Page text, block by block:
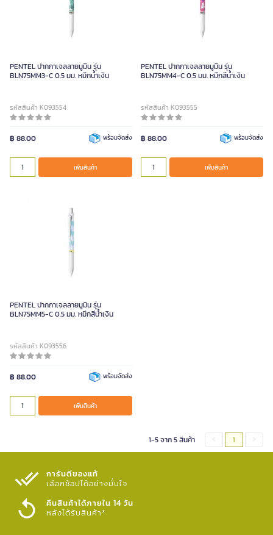
PENTEL ปากกาเจลลายมูมิน รุ่น
BLN75MM3-C 0.5 มม. หมึกน้ำเงิน
รหัสสินค้า K093554
฿ 88.00 พร้อมจัดส่ง
เพิ่มสินค้า
PENTEL ปากกาเจลลายมูมิน รุ่น
BLN75MM4-C 0.5 มม. หมึกสีน้ำเงิน
รหัสสินค้า K093555
฿ 88.00 พร้อมจัดส่ง
เพิ่มสินค้า
PENTEL ปากกาเจลลายมูมิน รุ่น
BLN75MM5-C 0.5 มม. หมึกสีน้ำเงิน
รหัสสินค้า K093556
฿ 88.00 พร้อมจัดส่ง
เพิ่มสินค้า
1-5 จาก 5 สินค้า 1
การันตีของแท้
เลือกช้อปได้อย่างมั่นใจ​
คืนสินค้าได้ภายใน 14 วัน
หลังได้รับสินค้า*